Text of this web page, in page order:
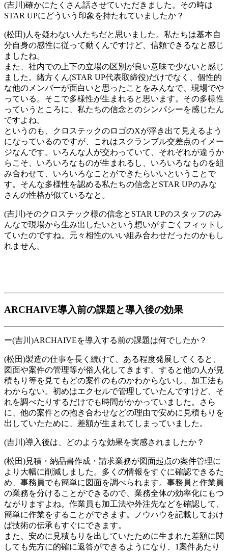
(吉川)確かにたくさん話させていただきました。その時は
STAR UPにどういう印象を持たれていましたか？
(松田)人を疑わない人たちだと思いました。私たちは基本自
分自身の感性に従って動くんですけど、信頼できるなと感じ
ましたね。
また、社内での上下の立場の区別が良い意味で少ないと感じ
ました。緒方くん(STAR UP代表取締役)だけでなく、個性的
な他のメンバーが面白いと思ったことをみんなで、現場でや
っている。そこで多様性が生まれると思います。その多様性
っていうところに、私たちの信念とのシンパシーを感じたん
ですよね。
というのも、クロステックのロゴのXが浮き出て見えるよう
になっているのですが、これはスクランブル交差点のイメー
ジなんです。いろんな人が交わっていて、それぞれが違うか
らこそ、いろいろなものが生まれるし、いろいろなものを組
み合わせて、いろいろなことができたらいいということで
す。そんな多様性を認める私たちの信念とSTAR UPのみな
さんの性格が似ているなと。
(吉川)そのクロステック様の信念とSTAR UPのスタッフのみ
んなで現場から生み出したいという想いがすごくフィットし
ていたのですね。元々相性のいい組み合わせだったのかもし
れません。
ARCHAIVE導入前の課題と導入後の効果
ー(吉川)ARCHAIVEを導入する前の課題は何でしたか？
(松田)製造の仕事を長く続けて、ある程度発展してくると、
図面や案件の管理等が俗人化してきます。すると他の人が見
積もり等を見てもどの案件のものかわからないし、加工法も
わからない。初めはエクセルで管理していたんですけど、そ
れを調べたりするだけでも時間がかかっていました。さら
に、他の案件との抱き合わせなどの理由で安めに見積もりを
出していたために、差額が生まれてしまっていました。
(吉川)導入後は、どのような効果を実感されましたか？
(松田)見積・納品書作成・請求業務が図面起点の案件管理に
より大幅に削減しました。多くの情報をすぐに確認できるた
め、事務員でも簡単に図面を調べられます。事務員と作業員
の業務を分けることができるので、業務全体の効率化にもつ
ながりますよね。作業員も加工法や外注先などを確認して、
簡単に作業をすることができます。ノウハウを記載しておけ
ば技術の伝承もすぐにできます。
また、安めに見積もりを出していたために生まれた差額に関
しても先方に的確に返答ができるようになり、1案件あたり